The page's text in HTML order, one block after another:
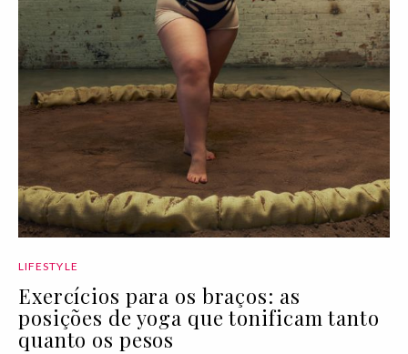
LIFESTYLE
Exercícios para os braços: as
posições de yoga que tonificam tanto
quanto os pesos